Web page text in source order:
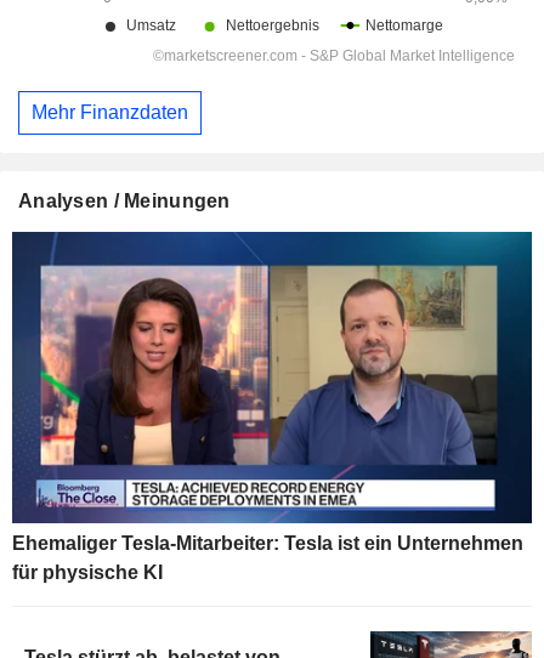
Mehr Finanzdaten
Analysen / Meinungen
Ehemaliger Tesla-Mitarbeiter: Tesla ist ein Unternehmen
für physische KI